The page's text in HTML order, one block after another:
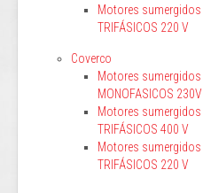
Motores sumergidos
TRIFÁSICOS 220 V
Coverco
Motores sumergidos
MONOFASICOS 230V
Motores sumergidos
TRIFÁSICOS 400 V
Motores sumergidos
TRIFÁSICOS 220 V